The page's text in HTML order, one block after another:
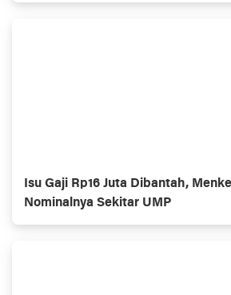
Isu Gaji Rp16 Juta Dibantah,
Nominalnya Sekitar UMP